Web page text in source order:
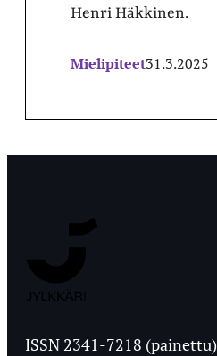
Henri Häkkinen.
Mielipiteet31.3.2025
Ylioppilaslehti
ISSN 2341-7218 (painettu)